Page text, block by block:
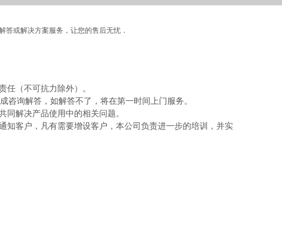
或解决方案服务，让您的售后无忧．
任（不可抗力除外）。
询解答，如解答不了，将在第一时间上门服务。
解决产品使用中的相关问题。
知客户，凡有需要增设客户，本公司负责进一步的培训，并实